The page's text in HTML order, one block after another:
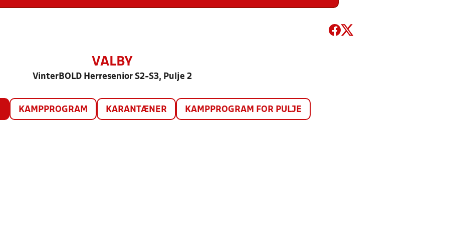
VALBY
VinterBOLD Herresenior S2-S3, Pulje 2
KAMPPROGRAM KARANTÆNER KAMPPROGRAM FOR PULJE